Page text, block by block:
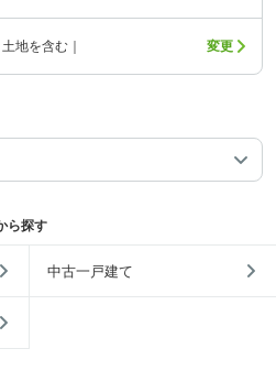
地を含む｜ 変更
ら探す
中古一戸建て